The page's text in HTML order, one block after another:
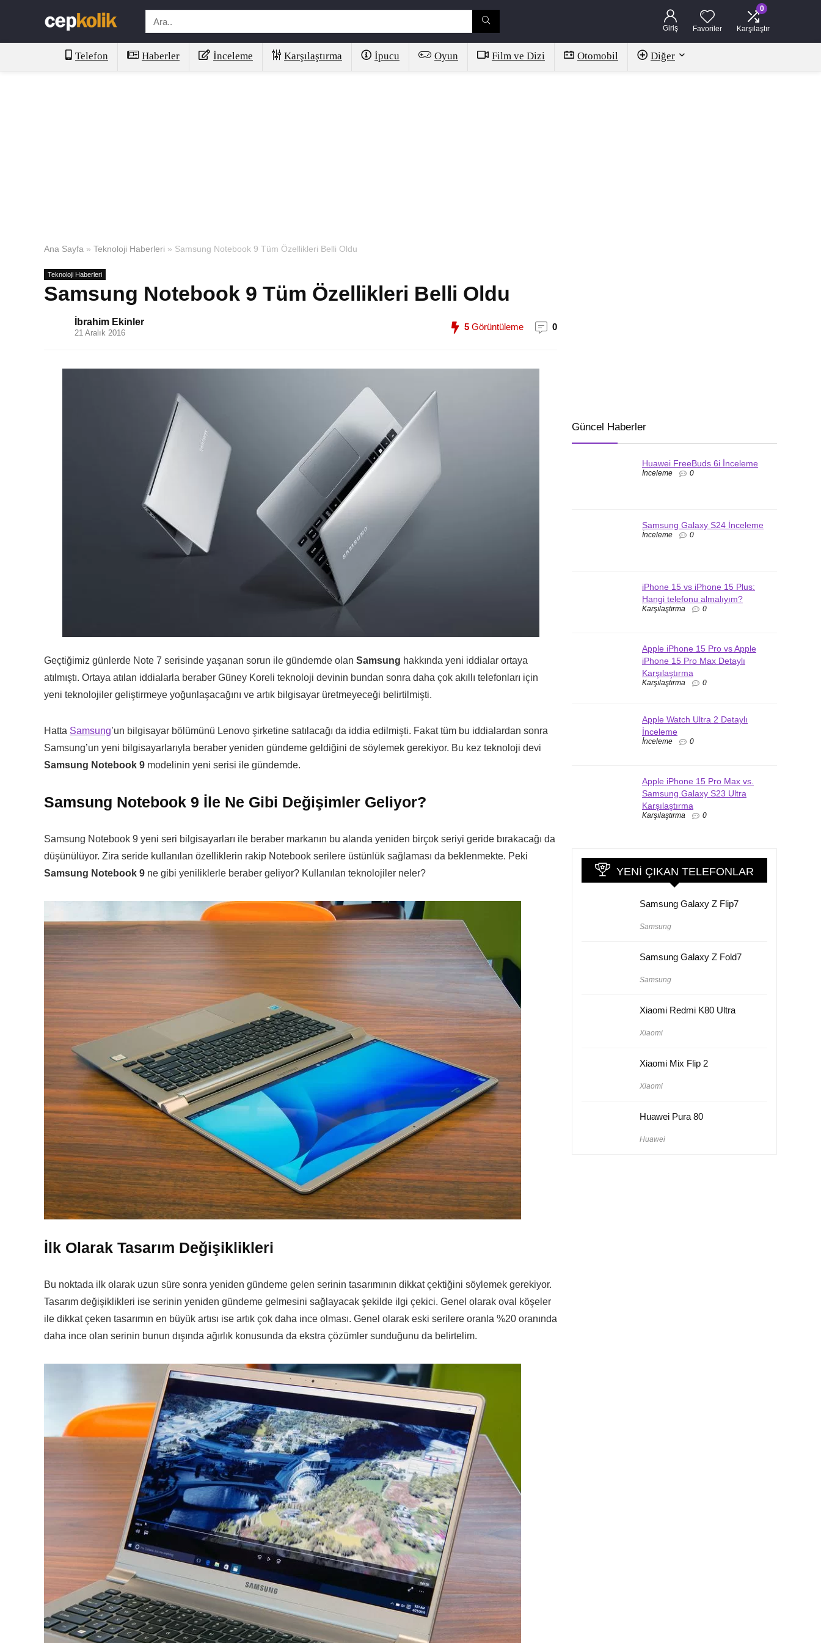
Giriş Favoriler
0
Karşılaştır
Telefon Haberler İnceleme Karşılaştırma İpucu Oyun Film ve Dizi Otomobil Diğer
Ana Sayfa » Teknoloji Haberleri » Samsung Notebook 9 Tüm Özellikleri Belli Oldu
Teknoloji Haberleri
Samsung Notebook 9 Tüm Özellikleri Belli Oldu
İbrahim Ekinler
21 Aralık 2016
5 Görüntüleme 0
Geçtiğimiz günlerde Note 7 serisinde yaşanan sorun ile gündemde olan Samsung hakkında yeni iddialar ortaya
atılmıştı. Ortaya atılan iddialarla beraber Güney Koreli teknoloji devinin bundan sonra daha çok akıllı telefonları için
yeni teknolojiler geliştirmeye yoğunlaşacağını ve artık bilgisayar üretmeyeceği belirtilmişti.
Hatta Samsung’un bilgisayar bölümünü Lenovo şirketine satılacağı da iddia edilmişti. Fakat tüm bu iddialardan sonra
Samsung’un yeni bilgisayarlarıyla beraber yeniden gündeme geldiğini de söylemek gerekiyor. Bu kez teknoloji devi
Samsung Notebook 9 modelinin yeni serisi ile gündemde.
Samsung Notebook 9 İle Ne Gibi Değişimler Geliyor?
Samsung Notebook 9 yeni seri bilgisayarları ile beraber markanın bu alanda yeniden birçok seriyi geride bırakacağı da
düşünülüyor. Zira seride kullanılan özelliklerin rakip Notebook serilere üstünlük sağlaması da beklenmekte. Peki
Samsung Notebook 9 ne gibi yeniliklerle beraber geliyor? Kullanılan teknolojiler neler?
İlk Olarak Tasarım Değişiklikleri
Bu noktada ilk olarak uzun süre sonra yeniden gündeme gelen serinin tasarımının dikkat çektiğini söylemek gerekiyor.
Tasarım değişiklikleri ise serinin yeniden gündeme gelmesini sağlayacak şekilde ilgi çekici. Genel olarak oval köşeler
ile dikkat çeken tasarımın en büyük artısı ise artık çok daha ince olması. Genel olarak eski serilere oranla %20 oranında
daha ince olan serinin bunun dışında ağırlık konusunda da ekstra çözümler sunduğunu da belirtelim.
Güncel Haberler
Huawei FreeBuds 6i İnceleme
İnceleme 0
Samsung Galaxy S24 İnceleme
İnceleme 0
iPhone 15 vs iPhone 15 Plus:
Hangi telefonu almalıyım?
Karşılaştırma 0
Apple iPhone 15 Pro vs Apple
iPhone 15 Pro Max Detaylı
Karşılaştırma
Karşılaştırma 0
Apple Watch Ultra 2 Detaylı
İnceleme
İnceleme 0
Apple iPhone 15 Pro Max vs.
Samsung Galaxy S23 Ultra
Karşılaştırma
Karşılaştırma 0
YENI ÇIKAN TELEFONLAR
Samsung Galaxy Z Flip7
Samsung
Samsung Galaxy Z Fold7
Samsung
Xiaomi Redmi K80 Ultra
Xiaomi
Xiaomi Mix Flip 2
Xiaomi
Huawei Pura 80
Huawei